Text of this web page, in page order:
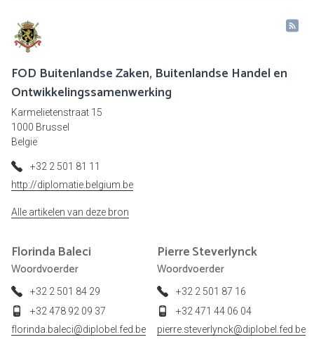
FOD Buitenlandse Zaken, Buitenlandse Handel en
Ontwikkelingssamenwerking
Karmelietenstraat 15
1000 Brussel
België
+32 2 501 81 11
http://diplomatie.belgium.be
Alle artikelen van deze bron
Florinda Baleci
Woordvoerder
+32 2 501 84 29
+32 478 92 09 37
florinda.baleci@diplobel.fed.be
PierreSteverlynck
Woordvoerder
+32 2 501 87 16
+32 471 44 06 04
pierre.steverlynck@diplobel.fed.be